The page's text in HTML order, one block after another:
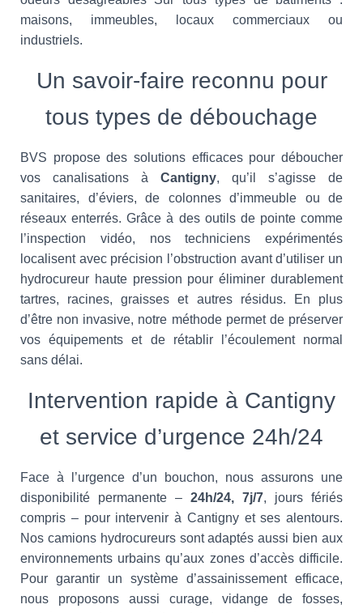
maisons, immeubles, locaux commerciaux ou
industriels.
Un savoir-faire reconnu pour
tous types de débouchage
BVS propose des solutions efficaces pour déboucher
vos canalisations à Cantigny, qu’il s’agisse de
sanitaires, d’éviers, de colonnes d’immeuble ou de
réseaux enterrés. Grâce à des outils de pointe comme
l’inspection vidéo, nos techniciens expérimentés
localisent avec précision l’obstruction avant d’utiliser un
hydrocureur haute pression pour éliminer durablement
tartres, racines, graisses et autres résidus. En plus
d’être non invasive, notre méthode permet de préserver
vos équipements et de rétablir l’écoulement normal
sans délai.
Intervention rapide à Cantigny
et service d’urgence 24h/24
Face à l’urgence d’un bouchon, nous assurons une
disponibilité permanente – 24h/24, 7j/7, jours fériés
compris – pour intervenir à Cantigny et ses alentours.
Nos camions hydrocureurs sont adaptés aussi bien aux
environnements urbains qu’aux zones d’accès difficile.
Pour garantir un système d’assainissement efficace,
nous proposons aussi curage, vidange de fosses,